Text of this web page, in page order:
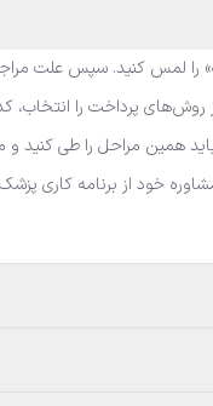
را لمس کنید. سپس علت
پرداخت را انتخاب،
همین مراحل را طی کنید و
خود از برنامه کاری